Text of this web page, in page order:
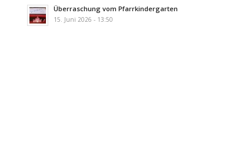
Überraschung vom Pfarrkindergarten
15. Juni 2026 - 13:50